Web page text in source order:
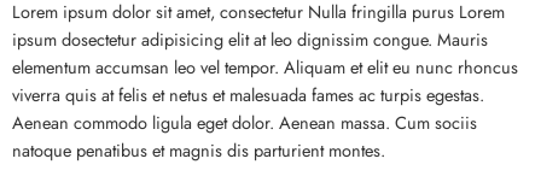
Lorem ipsum dolor sit amet, consectetur Nulla fringilla purus Lorem
ipsum dosectetur adipisicing elit at leo dignissim congue. Mauris
elementum accumsan leo vel tempor. Aliquam et elit eu nunc rhoncus
viverra quis at felis et netus et malesuada fames ac turpis egestas.
Aenean commodo ligula eget dolor. Aenean massa. Cum sociis
natoque penatibus et magnis dis parturient montes.